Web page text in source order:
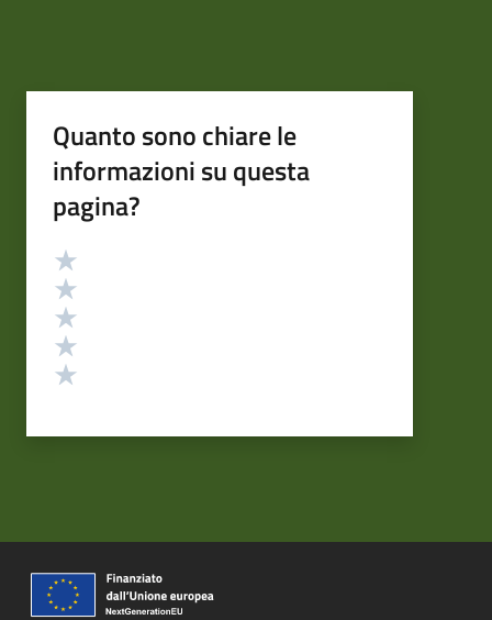
Quanto sono chiare le
informazioni su questa
pagina?
Valutazione